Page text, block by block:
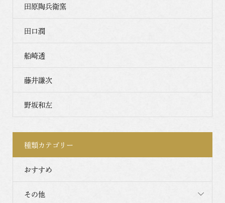
田原陶兵衛窯
田口潤
船崎透
藤井謙次
野坂和左
種類カテゴリー
おすすめ
その他